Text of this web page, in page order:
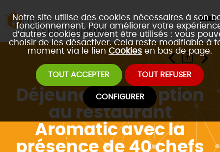
Notre site utilise des cookies nécessaires à son
fonctionnement. Pour améliorer votre
d’autres cookies peuvent être utilisés : vous
choisir de les désactiver. Cela reste modifiable à
moment via le lien Cookies en bas de page.
TOUT ACCEPTER TOUT REFUSER
CONFIGURER
Accueil Blog
Déjeuner d'exception
au restaurant
Aromatic avec la
présence de 40 chefs